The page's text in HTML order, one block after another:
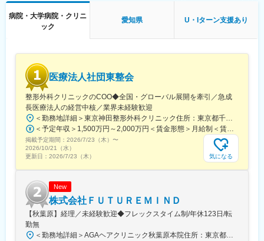
病院・大学病院・クリニ
ック
愛知県 U・Iターン支援あり
医療法人社団東整会
整形外科クリニックのCOO◆全国・グローバル展開を牽引／急成
長医療法人の経営中核／業界未経験歓迎
＜勤務地詳細＞東京神田整形外科クリニック住所：東京都千代田区鍛冶町2丁目8-6 メディカルプライム神田3F勤務地最寄駅：JR山手線／神田駅受動喫煙対策：屋内全面禁煙変更の範囲：会社の定める事業所
＜予定年収＞1,500万円～2,000万円＜賃金形態＞月給制＜賃金内訳＞月額（基本給）：1,200,000円～1,500,000円＜月給＞1,200,000円～1,500,000円＜昇給有無＞有＜残業手当＞有＜給与補足＞※経験やスキルを考慮して決定します。■昇給：年1回■賞与：年2回賃金はあくまでも目安の金額であり、選考を通じて上下する可能性があります。月給(月額)は固定手当を含めた表記です。
掲載予定期間： 2026/7/23（木） 〜
2026/10/21（水）
更新日： 2026/7/23（木） 気になる
New
株式会社ＦＵＴＵＲＥＭＩＮＤ
【秋葉原】経理／未経験歓迎◆フレックスタイム制/年休123日/転
勤無
＜勤務地詳細＞AGAヘアクリニック秋葉原本院住所：東京都千代田区外神田3-12-8 住友不動産秋葉原ビル9F受動喫煙対策：屋内全面禁煙変更の範囲：会社の定める事業所（リモートワーク含む）